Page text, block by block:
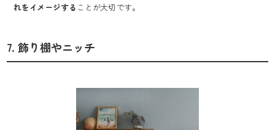
れをイメージする ことが大切です。
7. 飾り棚やニッチ